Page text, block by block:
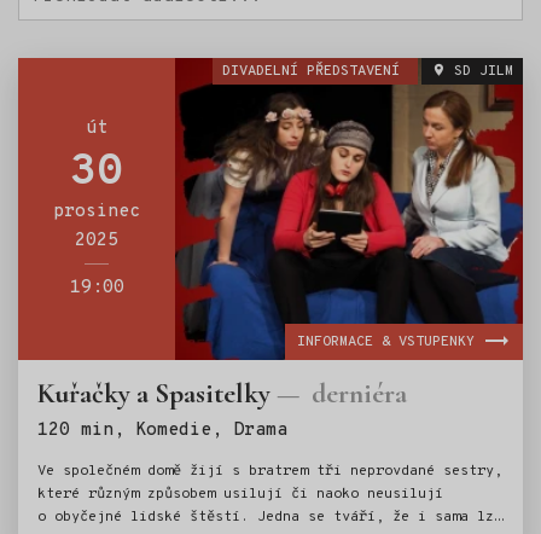
út
30
prosinec
2025
19:00
DIVADELNÍ PŘEDSTAVENÍ SD JILM
Kuřačky a Spasitelky derniéra
120 min, Komedie, Drama
Ve společném domě žijí s bratrem tři neprovdané sestry,
které různým způsobem usilují či naoko neusilují
o obyčejné lidské štěstí. Jedna se tváří, že i sama lze
INFORMACE & VSTUPENKY